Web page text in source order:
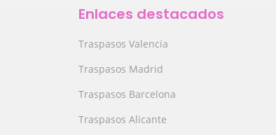
Enlaces destacados
Traspasos Valencia
Traspasos Madrid
Traspasos Barcelona
Traspasos Alicante